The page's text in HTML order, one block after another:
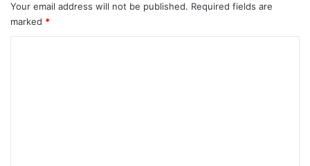
Your email address will not be published. Required fields are
marked *